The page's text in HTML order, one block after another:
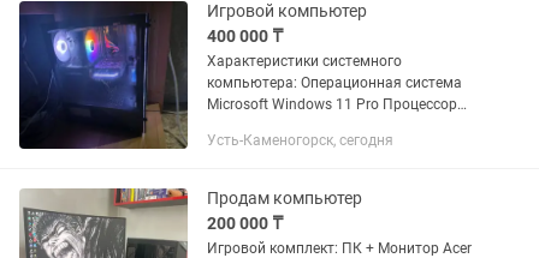
Игровой компьютер
400 000 ₸
Характеристики системного
компьютера: Операционная система
Microsoft Windows 11 Pro Процессор
Системная плата ONDA H610E-B
Усть-Каменогорск, сегодня
Продам компьютер
200 000 ₸
Игровой комплект: ПК + Монитор Acer